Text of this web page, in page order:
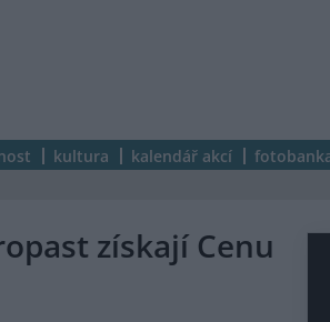
kultura kalendář akcí
získají Cenu